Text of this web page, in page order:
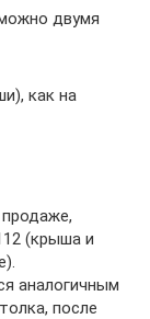
двумя
как на
(крыша и
аналогичным
после